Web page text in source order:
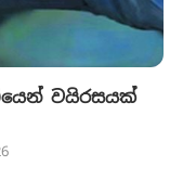
වයිරසයක්